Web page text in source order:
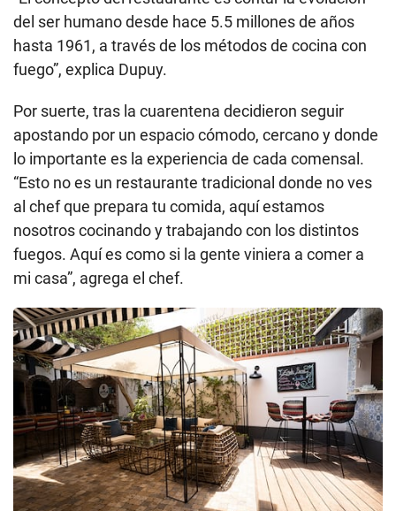
del ser humano desde hace 5.5 millones de años
hasta 1961, a través de los métodos de cocina con
fuego”, explica Dupuy.
Por suerte, tras la cuarentena decidieron seguir
apostando por un espacio cómodo, cercano y donde
lo importante es la experiencia de cada comensal.
“Esto no es un restaurante tradicional donde no ves
al chef que prepara tu comida, aquí estamos
nosotros cocinando y trabajando con los distintos
fuegos. Aquí es como si la gente viniera a comer a
mi casa”, agrega el chef.